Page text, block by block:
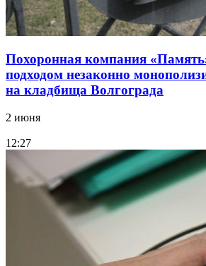
Похоронная компания
подходом незаконно
на кладбища Волгограда
2 июня
12:27